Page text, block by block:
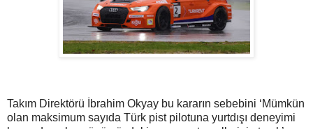
Takım Direktörü İbrahim Okyay bu kararın sebebini ‘Mümkün
olan maksimum sayıda Türk pist pilotuna yurtdışı deneyimi